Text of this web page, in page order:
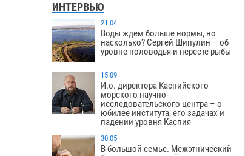
ИНТЕРВЬЮ
21.04
Воды ждем больше нормы, но
насколько? Сергей Шипулин – об
уровне половодья и нересте рыбы
15.09
И.о. директора Каспийского
морского научно-
исследовательского центра – о
юбилее института, его задачах и
падении уровня Каспия
30.05
В большой семье. Межэтнический